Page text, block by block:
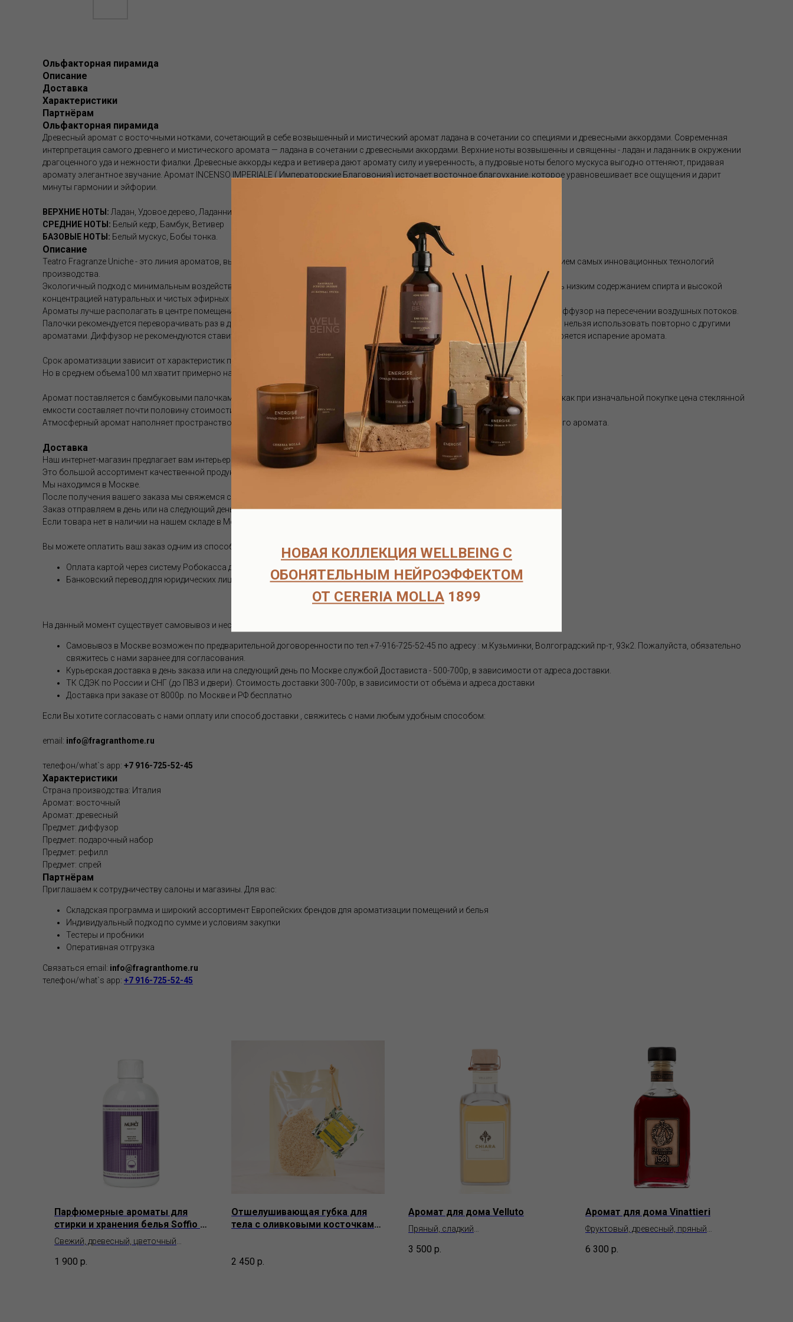
НОВАЯ КОЛЛЕКЦИЯ WELLBEING С
ОБОНЯТЕЛЬНЫМ НЕЙРОЭФФЕКТОМ
ОТ CERERIA MOLLA 1899
Ольфакторная пирамида
Описание
Доставка
Характеристики
Партнёрам
Ольфакторная пирамида
Древесный аромат с восточными нотками, сочетающий в себе возвышенный и мистический аромат ладана в сочетании со специями и древесными аккордами. Современная
интерпретация самого древнего и мистического аромата — ладана в сочетании с древесными аккордами. Верхние ноты возвышенны и священны - ладан и ладанник в окружении
драгоценного уда и нежности фиалки. Древесные аккорды кедра и ветивера дают аромату силу и уверенность, а пудровые ноты белого мускуса выгодно оттеняют, придавая
аромату элегантное звучание. Аромат INCENSO IMPERIALE ( Императорские Благовония) источает восточное благоухание, которое уравновешивает все ощущения и дарит
минуты гармонии и эйфории.
ВЕРХНИЕ НОТЫ: Ладан, Удовое дерево, Ладанник, Фиалка.
СРЕДНИЕ НОТЫ: Белый кедр, Бамбук, Ветивер
БАЗОВЫЕ НОТЫ: Белый мускус, Бобы тонка.
Описание
Teatro Fragranze Uniche - это линия ароматов, выпущенная ограниченным тиражом, созданная из чистейшего сырья с использованием самых инновационных технологий
производства.
Экологичный подход с минимальным воздействием на окружающую среду от первой до последней капли. Ароматы сделаны с очень низким содержанием спирта и высокой
концентрацией натуральных и чистых эфирных масел, очень устойчивых к воздействию воздуха.
Ароматы лучше располагать в центре помещения , чтобы аромат распространялся равномерно. Обычно рекомендуется ставить диффузор на пересечении воздушных потоков.
Палочки рекомендуется переворачивать раз в две-четыре недели. Количество палочек регулирует насыщенность аромата. Палочки нельзя использовать повторно с другими
ароматами. Диффузор не рекомендуются ставить на прямой солнечный свет или ставить рядом с источниками тепла, так как ускоряется испарение аромата.
Срок ароматизации зависит от характеристик помещения, температуры, влажности и места размещения диффузора.
Но в среднем объема100 мл хватит примерно на 1-1.5 месяца; объема 250 мл. — 2-3 месяца, а емкости 500 мл. — обычно 3-5 месяцев.
Аромат поставляется с бамбуковыми палочками. Если аромат закончился, вы можете приобрести рефилл. Это более выгодно, так как при изначальной покупке цена стеклянной
емкости составляет почти половину стоимости диффузора, поэтому покупка рефилла позволяет экономить.
Атмосферный аромат наполняет пространство особым благоуханием . Используйте вместе с диффузором для усиления выбранного аромата.
Доставка
Наш интернет-магазин предлагает вам интерьерные ароматы европейских брендов, в наличии и под заказ.
Это большой ассортимент качественной продукции.
Мы находимся в Москве.
После получения вашего заказа мы свяжемся с вами и согласуем детали оплаты и доставки.
Заказ отправляем в день или на следующий день после оплаты.
Если товара нет в наличии на нашем складе в Москве, срок поставки составляет 6-8 недель.
Вы можете оплатить ваш заказ одним из способов (оплата возможна только после подтверждения наличия товара на складе):
Оплата картой через систему Робокасса для физических лиц
Банковский перевод для юридических лиц
На данный момент существует самовывоз и несколько способов доставки:
Самовывоз в Москве возможен по предварительной договоренности по тел.+7-916-725-52-45 по адресу : м.Кузьминки, Волгоградский пр-т, 93к2. Пожалуйста, обязательно
свяжитесь с нами заранее для согласования.
Курьерская доставка в день заказа или на следующий день по Москве службой Достависта - 500-700р, в зависимости от адреса доставки.
ТК СДЭК по России и СНГ (до ПВЗ и двери). Стоимость доставки 300-700р, в зависимости от объёма и адреса доставки
Доставка при заказе от 8000р. по Москве и РФ бесплатно
Если Вы хотите согласовать с нами оплату или способ доставки , свяжитесь с нами любым удобным способом:
email: info@fragranthome.ru
телефон/what`s app: +7 916-725-52-45
Характеристики
Страна производства: Италия
Аромат: восточный
Аромат: древесный
Предмет: диффузор
Предмет: подарочный набор
Предмет: рефилл
Предмет: спрей
Партнёрам
Приглашаем к сотрудничеству салоны и магазины. Для вас:
Складская программа и широкий ассортимент Европейских брендов для ароматизации помещений и белья
Индивидуальный подход по сумме и условиям закупки
Тестеры и пробники
Оперативная отгрузка
Связаться email: info@fragranthome.ru
телефон/what`s app: +7 916-725-52-45
Парфюмерные ароматы для
стирки и хранения белья Soffio di
Provenza от Muha`
Свежий, древесный, цветочный
1 900 р.
Отшелушивающая губка для
тела с оливковыми косточками
2 450 р.
Аромат для дома Velluto
Пряный, сладкий
3 500 р.
Аромат для дома Vinattieri
Фруктовый, древесный, пряный
6 300 р.